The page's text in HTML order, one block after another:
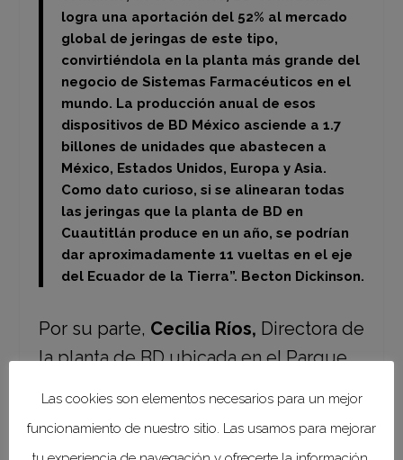
logra una aportación del 52% al mercado
global de jeringas de este tipo,
convirtiéndola en la planta más grande del
negocio de Sistemas Farmacéuticos en el
mundo. La producción anual de esos
dispositivos de BD México asciende a 1.7
billones de unidades que abastecen a
México, Estados Unidos, Europa y Asia.
Como dato curioso, si se alinearan todas
las jeringas que la planta de BD en
Cuautitlán produce en un año, se podrían
dar aproximadamente 11 vueltas en el eje
del Ecuador de la Tierra”. Becton Dickinson.
Por su parte, Cecilia Ríos, Directora de
la planta de BD ubicada en el Parque
Las cookies son elementos necesarios para un mejor
funcionamiento de nuestro sitio. Las usamos para mejorar